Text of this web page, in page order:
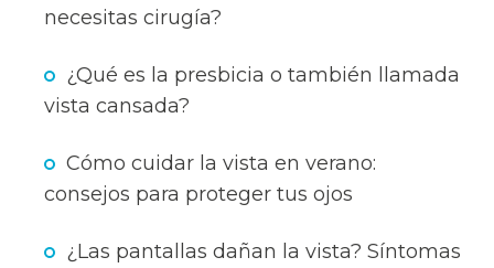
necesitas cirugía?
¿Qué es la presbicia o también llamada
vista cansada?
Cómo cuidar la vista en verano:
consejos para proteger tus ojos
¿Las pantallas dañan la vista? Síntomas